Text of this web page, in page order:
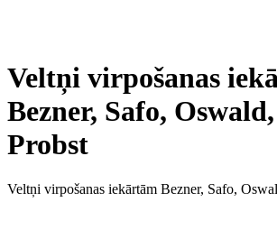
Veltņi virpošanas
Bezner, Safo,
Probst
Veltņi virpošanas iekārtām Bezner, Safo,